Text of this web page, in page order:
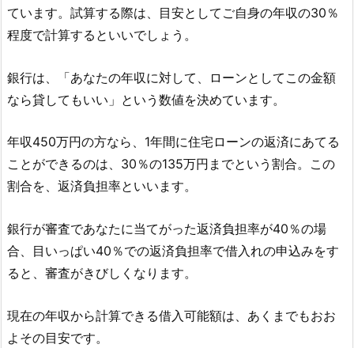
ています。試算する際は、目安としてご自身の年収の30％
程度で計算するといいでしょう。
銀行は、「あなたの年収に対して、ローンとしてこの金額
なら貸してもいい」という数値を決めています。
年収450万円の方なら、1年間に住宅ローンの返済にあてる
ことができるのは、30％の135万円までという割合。この
割合を、返済負担率といいます。
銀行が審査であなたに当てがった返済負担率が40％の場
合、目いっぱい40％での返済負担率で借入れの申込みをす
ると、審査がきびしくなります。
現在の年収から計算できる借入可能額は、あくまでもおお
よその目安です。